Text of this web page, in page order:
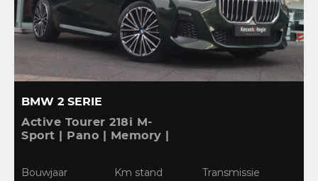
BMW 2 SERIE
Active Tourer 218i M-
Sport | Pano | Memory |
Massage |
Bouwjaar Km stand Transmissie